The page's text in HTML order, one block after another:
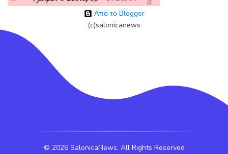
Από το Blogger
(c)salonicanews
© 2026 SalonicaNews. All Rights Reserved